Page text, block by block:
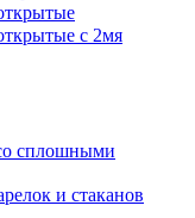
с 2мя
сплошными
и стаканов